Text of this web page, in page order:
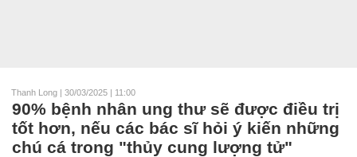
Thanh Long | 30/03/2025 | 11:00
90% bệnh nhân ung thư sẽ được điều trị
tốt hơn, nếu các bác sĩ hỏi ý kiến những
chú cá trong "thủy cung lượng tử"